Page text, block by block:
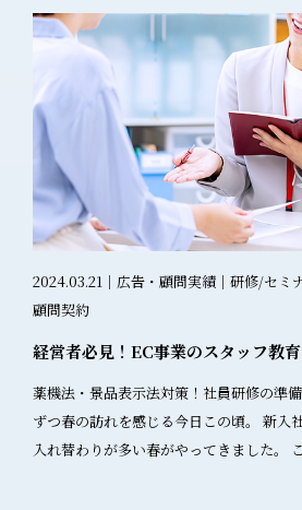
囲が異なることにご注意ください 3. 社内教育の実施 教育内容： 薬
機法の基本的な考え方 「広告」と「教育用資料」の違い 資料の適
切な使用方法 無断転用防止の重要性 攻めた内容の広告利用防止策
1. アクセス管理 対策： 資料の配布先を限定 電子ファイルのパスワ
ード保護 印刷物の配布管理 2. 使用許可制度 対策： 資料使用前の
承認制度 使用目的の事前確認 適切な使用方法の指導 3. 定期的な監
査 対策： 資料の使用状況確認 不適切な使用の早期発見 改善指導
の実施 よくある質問と回答 Q1: BtoB向けの営業資料でも薬機法の
規制を受けるのでしょうか？ A1: はい、薬機法の三要件（①顧客誘
引の意図、②商品名の明示、③一般人の
合は、BtoB向けであっても薬機法の規制
者も含まれます。 Q2: 教育用資料なら何でも書いて良いのでしょ
うか？ A2: 教育用資料は薬機法適用外となる可能性が高いものの、
虚偽・誇大な内容ばかりでは資料の目的
無断転用により広告として使用されるリ
「安全」「即効性」などの言葉を使いた
すよね。でも、これらは薬機法で問題に
特に「誰にとっても安全」という表現は
ため注意が必要です。 審査でよく引っかかるNGワード 「完全に
治る」 「100%保証」 「副作用なし」 審査を通すための実践テク
ニック 事前チェックリストを活用 作成した広告を以下のような視
点でチェックしましょう 表示内容の根拠があるか？ 誇張した表現
になっていないか？ 法的リスクがある言葉を使っていないか？ 専
門家に相談する 法務担当者や薬機法に詳しい外部の専門家に相談
ロのサポートがおすすめです。 マーケティングと法務の連携を密
してから修正すると手間がかかるので、早
ポイントです。 まとめ 薬機法チェックは確かに重要ですが、基本
を押さえれば怖くありません。 最初は難しいと感じるかもしれま
せんが、 「誇大表現をしない」「根拠のある表示にする」「医薬
https://beaker.media/blogs/240823#author ステマ規
く思われがちですが、ポイントさえ押さ
ど難しいものではありません。 できるだけ難しい言葉を並べるこ
となく、たとえ話を交えながら解説させて
にとってパッと読んだだけで、大事なポ
けるよう配慮しました。 また、SEO対策もしっかりと対応させて
いただきました。 記事監修や執筆依頼もおまかせください 記事監
修や執筆依頼お承っております。 薬機法、景品表示法、ステマ規
制などの化粧品や健康食品の広告規制についてや、
などもご相談のうえ最適な内容で執筆・監修
2024.03.21｜広告・顧問実績｜研修/セミ
顧問契約
経営者必見！EC事業のスタッフ教
薬機法・景品表示法対策！社員研修の準備は
ずつ春の訪れを感じる今日この頃。 新入社員や人事異動など人の
入れ替わりが多い春がやってきました。 この時期になると経営者